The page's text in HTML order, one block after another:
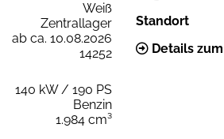
Weiß
Zentrallager
ab ca. 10.08.2026
14252
140 kW / 190 PS
Benzin
1.984 cm³
Standort
Details